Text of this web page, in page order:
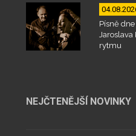
Písně
Jaroslava
rytmu
NEJČTENĚJŠÍ NOVINKY